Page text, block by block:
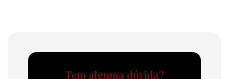
Tem alguma dúvida?